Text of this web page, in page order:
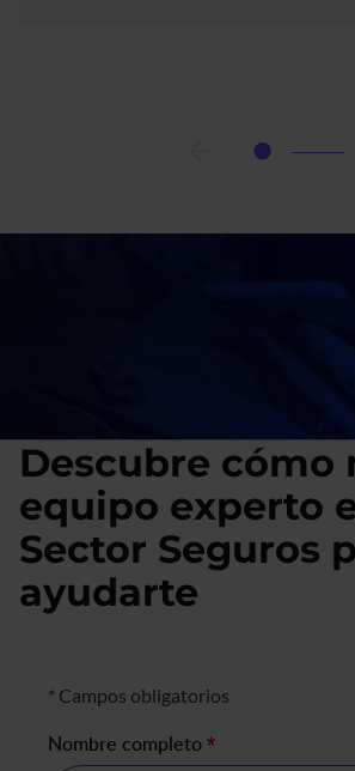
Descubre cómo
equipo experto
Sector Seguros
ayudarte
Formulario de negocio
* Campos obligatorios
Nombre completo*